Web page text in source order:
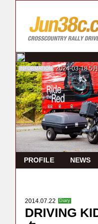
INFORMATION 2024-03-18 5
PROFILE NEWS
2014.07.22 Diary
DRIVING